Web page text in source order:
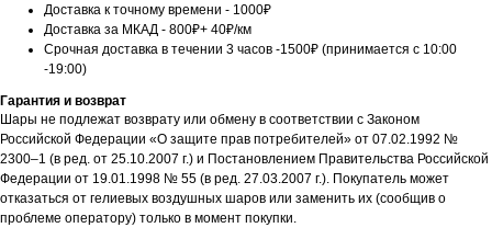
Доставка к точному времени - 1000₽
Доставка за МКАД - 800₽+ 40₽/км
Срочная доставка в течении 3 часов -1500₽ (принимается с 10:00
-19:00)
Гарантия и возврат
Шары не подлежат возврату или обмену в соответствии с Законом
Российской Федерации «О защите прав потребителей» от 07.02.1992 №
2300–1 (в ред. от 25.10.2007 г.) и Постановлением Правительства Российской
Федерации от 19.01.1998 № 55 (в ред. 27.03.2007 г.). Покупатель может
отказаться от гелиевых воздушных шаров или заменить их (сообщив о
проблеме оператору) только в момент покупки.